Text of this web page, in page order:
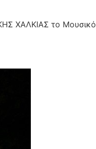
ΧΑΛΚΙΑΣ το Μουσικό